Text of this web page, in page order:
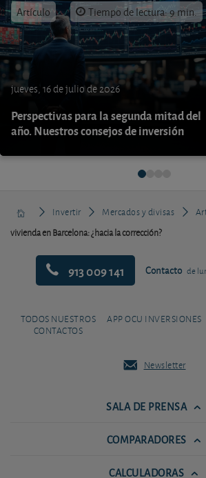
Artículo Tiempo de lectura: 9 min.
jueves, 16 de julio de 2026
Perspectivas para la segunda mitad del
año. Nuestros consejos de inversión
Invertir Mercados y divisas
vivienda en Barcelona: ¿hacia la corrección?
913 009 141 Contacto de
TODOS NUESTROS
CONTACTOS
APP OCU INVERSIONES
Newsletter
SALA DE PRENSA
COMPARADORES
CALCULADORAS